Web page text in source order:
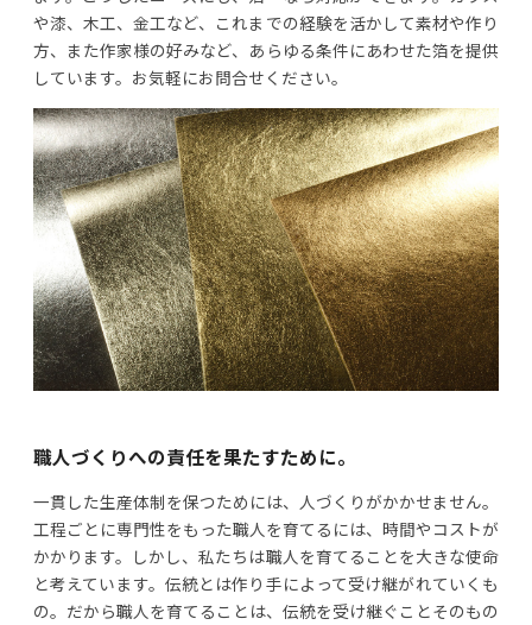
や漆、木工、金工など、これまでの経験を活かして素材や作り
方、また作家様の好みなど、あらゆる条件にあわせた箔を提供
しています。お気軽にお問合せください。
職人づくりへの責任を果たすために。
一貫した生産体制を保つためには、人づくりがかかせません。
工程ごとに専門性をもった職人を育てるには、時間やコストが
かかります。しかし、私たちは職人を育てることを大きな使命
と考えています。伝統とは作り手によって受け継がれていくも
の。だから職人を育てることは、伝統を受け継ぐことそのもの